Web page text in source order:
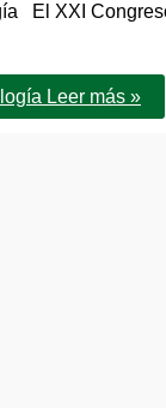
El XXI
Leer más »